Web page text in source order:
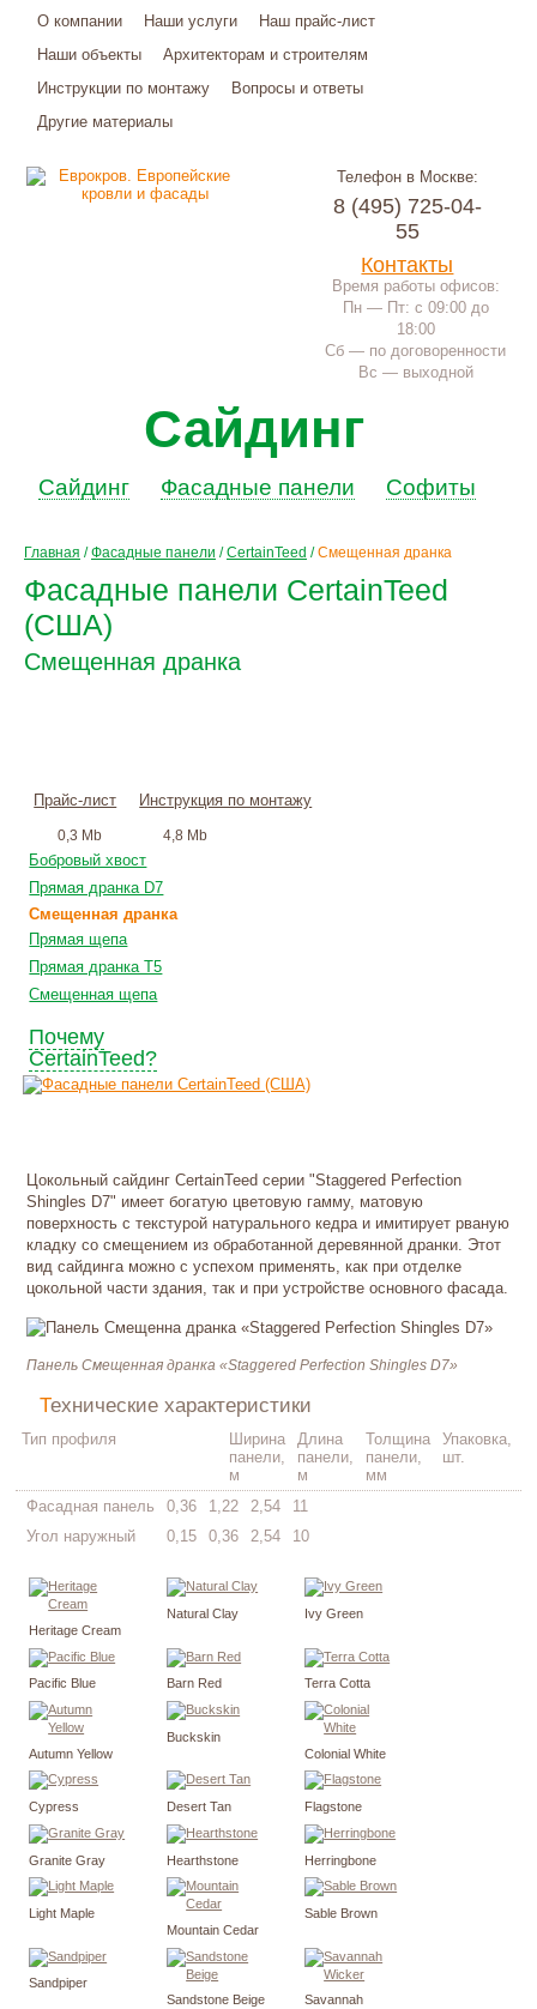
О компании Наши услуги
Наш прайс-лист
Наши объекты
Архитекторам и строителям
Инструкции по монтажу
Вопросы и ответы
Другие материалы
Телефон в Москве:
8 (495) 725-04-
55
Контакты
Время работы офисов:
Пн — Пт: с 09:00 до
18:00
Сб — по договоренности
Вс — выходной
Сайдинг
Сайдинг Фасадные панели Софиты
Главная /Фасадные панели /CertainTeed /Смещенная дранка
Фасадные панели CertainTeed
(США)
Смещенная дранка
Прайс-лист
0,3 Mb
Инструкция по монтажу
4,8 Mb
Бобровый хвост
Прямая дранка D7
Смещенная дранка
Прямая щепа
Прямая дранка T5
Смещенная щепа
Почему
CertainTeed?
Цокольный сайдинг CertainTeed серии "Staggered Perfection
Shingles D7" имеет богатую цветовую гамму, матовую
поверхность с текстурой натурального кедра и имитирует рваную
кладку со смещением из обработанной деревянной дранки. Этот
вид сайдинга можно с успехом применять, как при отделке
цокольной части здания, так и при устройстве основного фасада.
Панель Смещенная дранка «Staggered Perfection Shingles D7»
Технические характеристики
Тип профиля
Ширина
панели,
м
Длина
панели,
м
Толщина
панели,
мм
Упаковка,
шт.
Фасадная панель 0,36 1,22 2,54
11
Угол наружный
0,15 0,36 2,54 10
Heritage Cream
Natural Clay Ivy Green
Pacific Blue Barn Red Terra Cotta
Autumn Yellow
Buckskin
Colonial White
Cypress Desert Tan Flagstone
Granite Gray Hearthstone Herringbone
Light Maple
Mountain Cedar
Sable Brown
Sandpiper
Sandstone Beige
Savannah